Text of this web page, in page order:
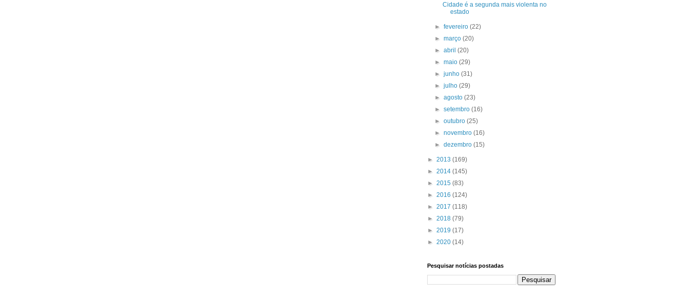
Cidade é a segunda mais violenta no
estado
►fevereiro(22)
►março(20)
►abril(20)
►maio(29)
►junho(31)
►julho(29)
►agosto(23)
►setembro(16)
►outubro(25)
►novembro(16)
►dezembro(15)
► 2013 (169)
► 2014 (145)
► 2015 (83)
► 2016 (124)
► 2017 (118)
► 2018 (79)
► 2019 (17)
► 2020 (14)
Pesquisar notícias postadas